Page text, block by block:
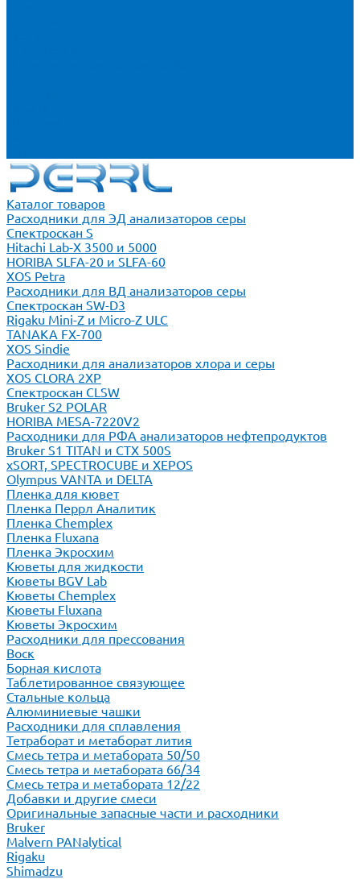
Каталог товаров
Расходники для ЭД анализаторов серы
Спектроскан S
Hitachi Lab-X 3500 и 5000
HORIBA SLFA-20 и SLFA-60
XOS Petra
Расходники для ВД анализаторов серы
Спектроскан SW-D3
Rigaku Mini-Z и Micro-Z ULC
TANAKA FX-700
XOS Sindie
Расходники для анализаторов хлора и серы
XOS CLORA 2XP
Спектроскан CLSW
Bruker S2 POLAR
HORIBA MESA-7220V2
Расходники для РФА анализаторов нефтепродуктов
Bruker S1 TITAN и CTX 500S
xSORT, SPECTROCUBE и XEPOS
Olympus VANTA и DELTA
Пленка для кювет
Пленка Перрл Аналитик
Пленка Chemplex
Пленка Fluxana
Пленка Экросхим
Кюветы для жидкости
Кюветы BGV Lab
Кюветы Chemplex
Кюветы Fluxana
Кюветы Экросхим
Расходники для прессования
Воск
Борная кислота
Таблетированное связующее
Стальные кольца
Алюминиевые чашки
Расходники для сплавления
Тетраборат и метаборат лития
Смесь тетра и метабората 50/50
Смесь тетра и метабората 66/34
Смесь тетра и метабората 12/22
Добавки и другие смеси
Оригинальные запасные части и расходники
Bruker
Malvern PANalytical
Rigaku
Shimadzu